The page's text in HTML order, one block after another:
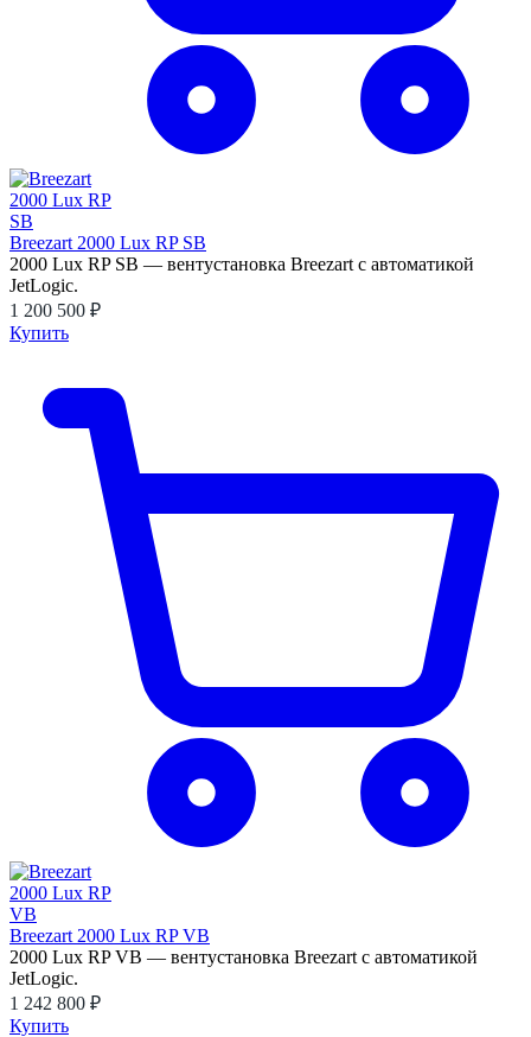
Breezart 2000 Lux RP SB
2000 Lux RP SB — вентустановка Breezart с автоматикой
JetLogic.
1 200 500 ₽
Купить
Breezart 2000 Lux RP VB
2000 Lux RP VB — вентустановка Breezart с автоматикой
JetLogic.
1 242 800 ₽
Купить